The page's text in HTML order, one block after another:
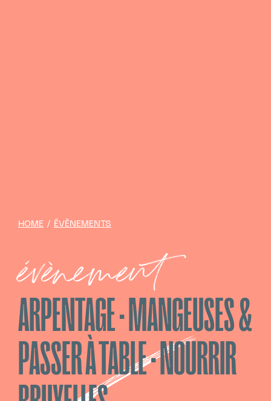
HOME/ ÉVÈNEMENTS
évènement
ARPENTAGE · MANGEUSES &
PASSER À TABLE · NOURRIR